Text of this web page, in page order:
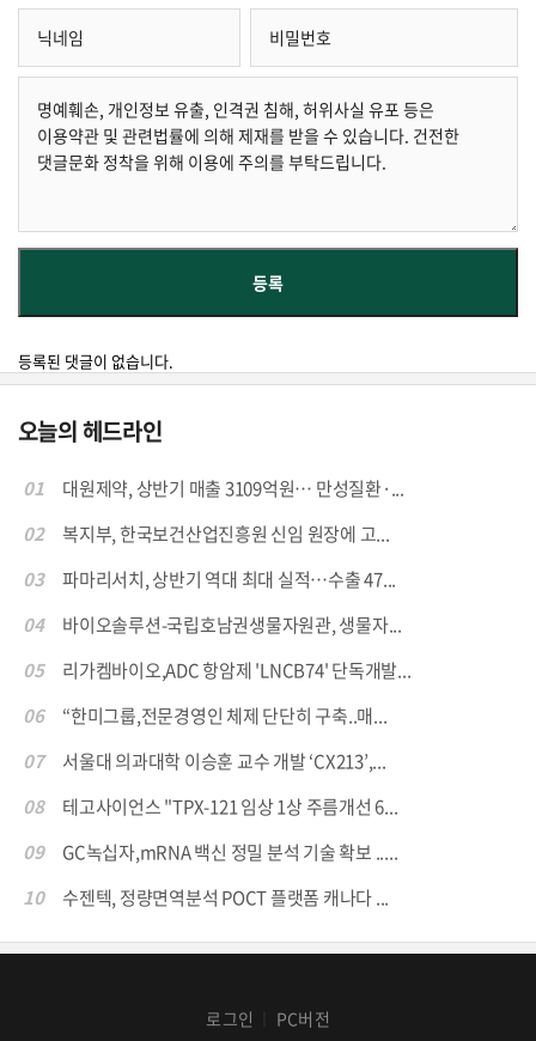
등록된 댓글이 없습니다.
오늘의 헤드라인
01
대원제약, 상반기 매출 3109억원… 만성질환·...
02
복지부, 한국보건산업진흥원 신임 원장에 고...
03
파마리서치, 상반기 역대 최대 실적…수출 47...
04
바이오솔루션-국립호남권생물자원관, 생물자...
05
리가켐바이오,ADC 항암제 'LNCB74' 단독개발...
06
“한미그룹,전문경영인 체제 단단히 구축..매...
07
서울대 의과대학 이승훈 교수 개발 ‘CX213’,...
08
테고사이언스 "TPX-121 임상 1상 주름개선 6...
09
GC녹십자,mRNA 백신 정밀 분석 기술 확보 .....
10
수젠텍, 정량면역분석 POCT 플랫폼 캐나다 ...
로그인 PC버전